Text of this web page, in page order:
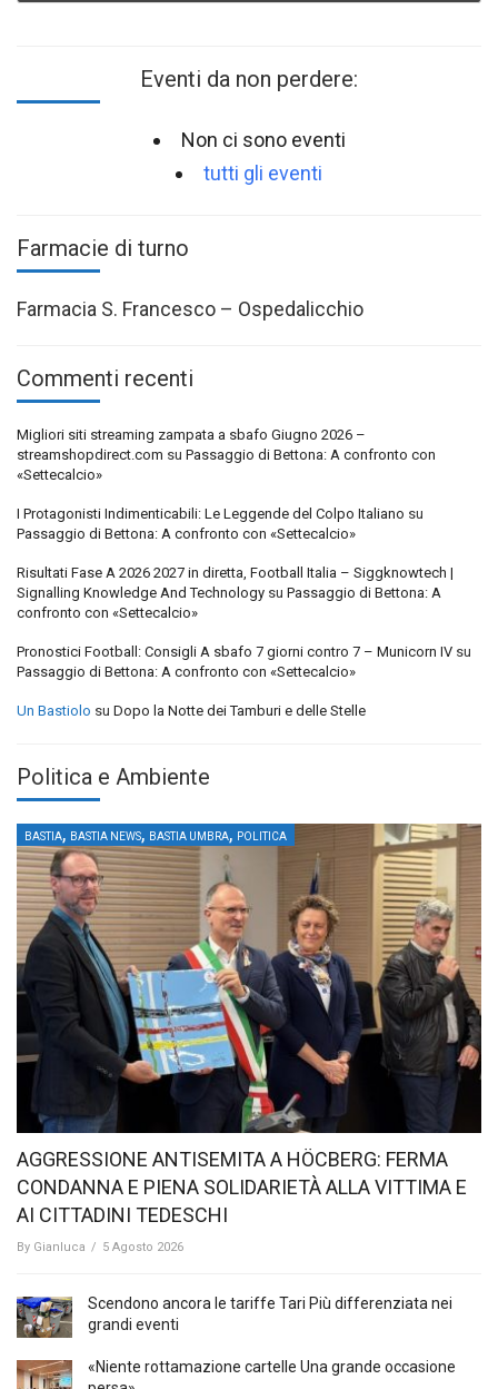
Eventi da non perdere:
Non ci sono eventi
tutti gli eventi
Farmacie di turno
Farmacia S. Francesco – Ospedalicchio
Commenti recenti
Migliori siti streaming zampata a sbafo Giugno 2026 –
streamshopdirect.com su Passaggio di Bettona: A confronto con
«Settecalcio»
I Protagonisti Indimenticabili: Le Leggende del Colpo Italiano su
Passaggio di Bettona: A confronto con «Settecalcio»
Risultati Fase A 2026 2027 in diretta, Football Italia – Siggknowtech |
Signalling Knowledge And Technology su Passaggio di Bettona: A
confronto con «Settecalcio»
Pronostici Football: Consigli A sbafo 7 giorni contro 7 – Municorn IV su
Passaggio di Bettona: A confronto con «Settecalcio»
Un Bastiolo su Dopo la Notte dei Tamburi e delle Stelle
Politica e Ambiente
BASTIA, BASTIA NEWS, BASTIA UMBRA, POLITICA
AGGRESSIONE ANTISEMITA A HÖCBERG: FERMA
CONDANNA E PIENA SOLIDARIETÀ ALLA VITTIMA E
AI CITTADINI TEDESCHI
By Gianluca / 5 Agosto 2026
Scendono ancora le tariffe Tari Più differenziata nei
grandi eventi
«Niente rottamazione cartelle Una grande occasione